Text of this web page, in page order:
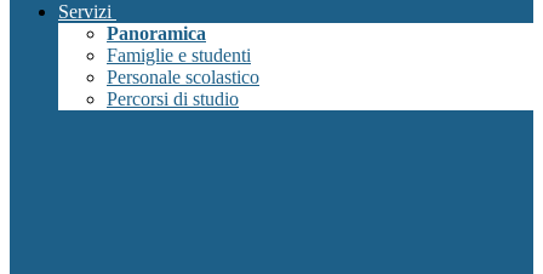
Servizi
Panoramica
Famiglie e studenti
Personale scolastico
Percorsi di studio